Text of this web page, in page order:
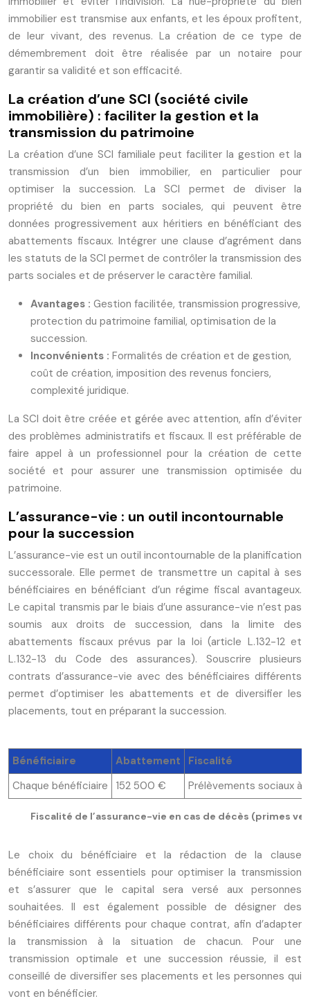
immobilier est transmise aux enfants, et les époux profitent,
de leur vivant, des revenus. La création de ce type de
démembrement doit être réalisée par un notaire pour
garantir sa validité et son efficacité.
La création d’une SCI (société civile
immobilière) : faciliter la gestion et la
transmission du patrimoine
La création d’une SCI familiale peut faciliter la gestion et la
transmission d’un bien immobilier, en particulier pour
optimiser la succession. La SCI permet de diviser la
propriété du bien en parts sociales, qui peuvent être
données progressivement aux héritiers en bénéficiant des
abattements fiscaux. Intégrer une clause d’agrément dans
les statuts de la SCI permet de contrôler la transmission des
parts sociales et de préserver le caractère familial.
Avantages : Gestion facilitée, transmission progressive,
protection du patrimoine familial, optimisation de la
succession.
Inconvénients : Formalités de création et de gestion,
coût de création, imposition des revenus fonciers,
complexité juridique.
La SCI doit être créée et gérée avec attention, afin d’éviter
des problèmes administratifs et fiscaux. Il est préférable de
faire appel à un professionnel pour la création de cette
société et pour assurer une transmission optimisée du
patrimoine.
L’assurance-vie : un outil incontournable
pour la succession
L’assurance-vie est un outil incontournable de la planification
successorale. Elle permet de transmettre un capital à ses
bénéficiaires en bénéficiant d’un régime fiscal avantageux.
Le capital transmis par le biais d’une assurance-vie n’est pas
soumis aux droits de succession, dans la limite des
abattements fiscaux prévus par la loi (article L.132-12 et
L.132-13 du Code des assurances). Souscrire plusieurs
contrats d’assurance-vie avec des bénéficiaires différents
permet d’optimiser les abattements et de diversifier les
placements, tout en préparant la succession.
Fiscalité de l’assurance-vie en cas de décès (primes
Bénéficiaire Abattement
Fiscalité
Chaque bénéficiaire
152 500 € Prélèvements sociaux à
Le choix du bénéficiaire et la rédaction de la clause
bénéficiaire sont essentiels pour optimiser la transmission
et s’assurer que le capital sera versé aux personnes
souhaitées. Il est également possible de désigner des
bénéficiaires différents pour chaque contrat, afin d’adapter
la transmission à la situation de chacun. Pour une
transmission optimale et une succession réussie, il est
conseillé de diversifier ses placements et les personnes qui
vont en bénéficier.